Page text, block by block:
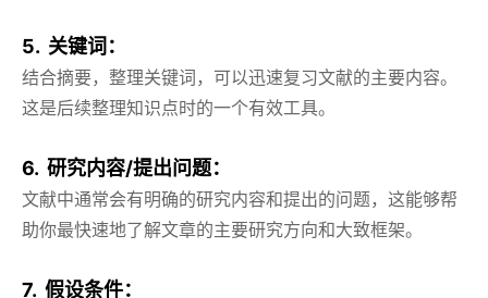
5. 关键词：
结合摘要，整理关键词，可以迅速复习文献的主要内容。
这是后续整理知识点时的一个有效工具。
6. 研究内容/提出问题：
文献中通常会有明确的研究内容和提出的问题，这能够帮
助你最快速地了解文章的主要研究方向和大致框架。
7. 假设条件：